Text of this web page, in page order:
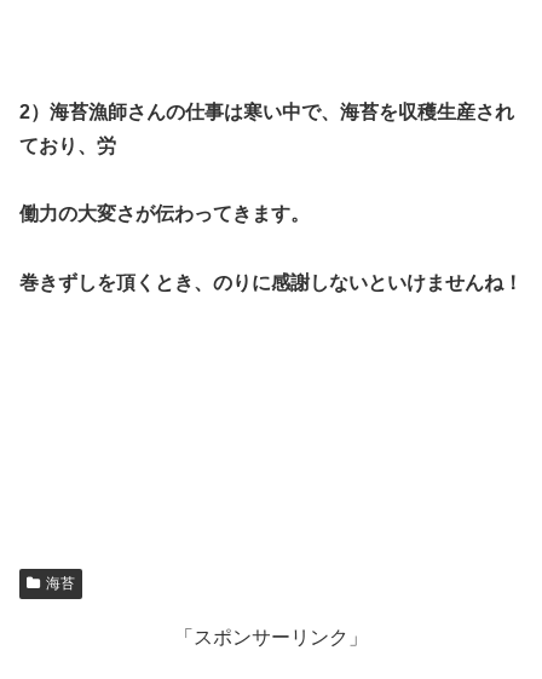
2）海苔漁師さんの仕事は寒い中で、海苔を収穫生産され
ており、労
働力の大変さが伝わってきます。
巻きずしを頂くとき、のりに感謝しないといけませんね！
海苔
「スポンサーリンク」